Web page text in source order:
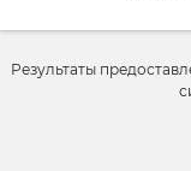
Результаты